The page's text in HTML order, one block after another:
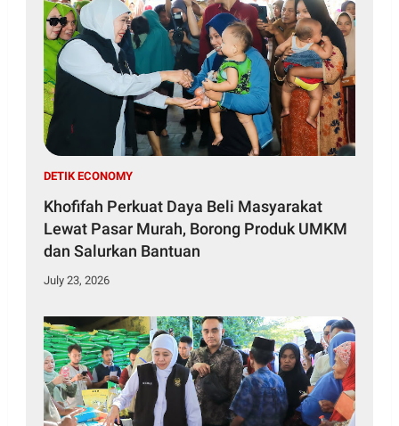
DETIK ECONOMY
Khofifah Perkuat Daya Beli Masyarakat
Lewat Pasar Murah, Borong Produk UMKM
dan Salurkan Bantuan
July 23, 2026